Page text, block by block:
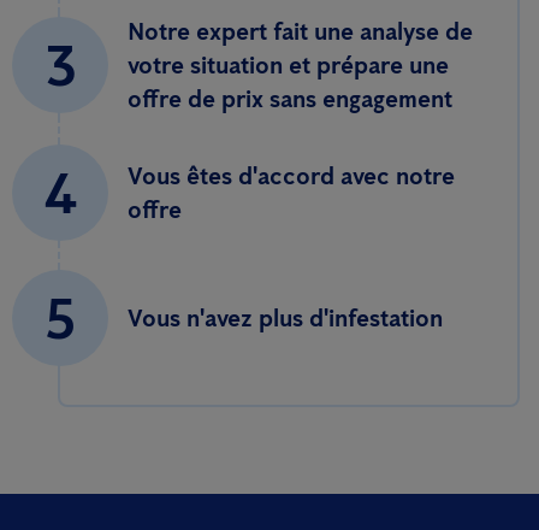
3
Notre expert fait une analyse de
votre situation et prépare une
offre de prix sans engagement
4
Vous êtes d'accord avec notre
offre
5 Vous n'avez plus d'infestation